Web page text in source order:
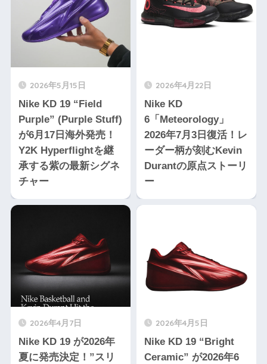
2026年5月15日
Nike KD 19 “Field
Purple” (Purple Stuff)
が6月17日海外発売！
Y2K Hyperflightを継
承する紫の最新シグネ
チャー
2026年4月22日
Nike KD
6「Meteorology」
2026年7月3日復活！レ
ーダー柄が刻むKevin
Durantの原点ストーリ
ー
2026年4月7日
Nike KD 19 が2026年
夏に発売決定！”スリ
2026年4月5日
Nike KD 19 “Bright
Ceramic” が2026年6